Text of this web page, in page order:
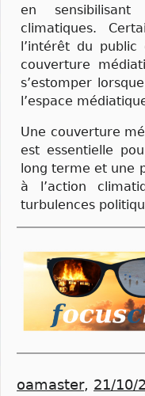
en
climatiques.
l’intérêt du
couverture
s’estomper
l’espace
Une couverture
est essentielle
long terme et une
à l’action
turbulences
oamaster, 21/10/